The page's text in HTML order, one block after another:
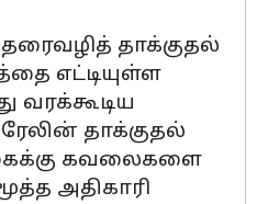
தாக்குதல்
எட்டியுள்ள
வரக்கூடிய
தாக்குதல்
கவலைகளை
அதிகாரி